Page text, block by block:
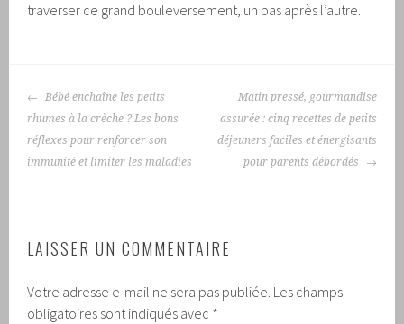
traverser ce grand bouleversement, un pas après l’autre.
NAVIGATION
DES
ARTICLES
Bébé enchaîne les petits
rhumes à la crèche ? Les bons
réflexes pour renforcer son
immunité et limiter les maladies
Matin pressé, gourmandise
assurée : cinq recettes de petits
déjeuners faciles et énergisants
pour parents débordés
LAISSER UN COMMENTAIRE
Votre adresse e-mail ne sera pas publiée. Les champs
obligatoires sont indiqués avec *